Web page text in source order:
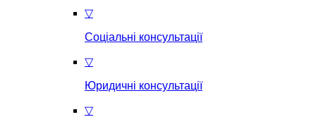
▽
Соціальні консультації
▽
Юридичні консультації
▽